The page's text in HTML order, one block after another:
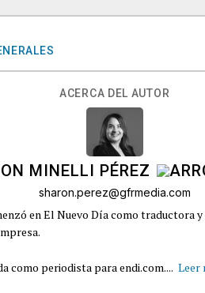
ACERCA DEL AUTOR
MINELLI PÉREZ
sharon.perez@gfrmedia.com
en El Nuevo Día como traductora
como periodista para endi.com.... Leer